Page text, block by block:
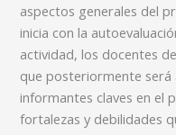
aspectos generales del
inicia con la
actividad, los docentes
que posteriormente
informantes claves en el
fortalezas y debilidades